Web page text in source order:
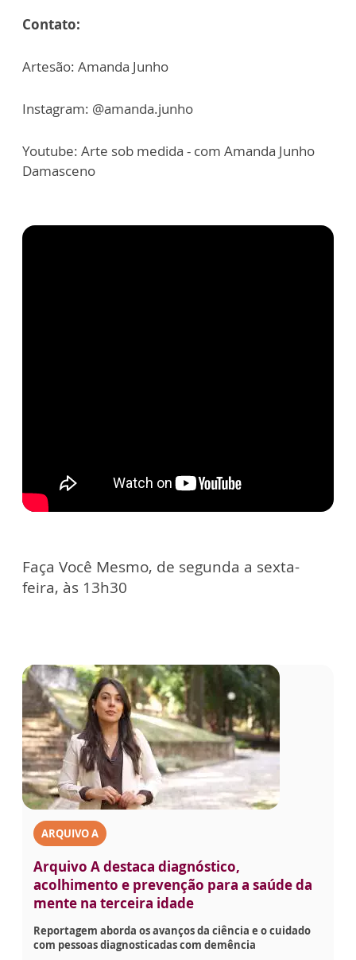
Contato:
Artesão: Amanda Junho
Instagram: @amanda.junho
Youtube: Arte sob medida - com Amanda Junho
Damasceno
Faça Você Mesmo, de segunda a sexta-
feira, às 13h30
ARQUIVO A
Arquivo A destaca diagnóstico,
acolhimento e prevenção para a saúde da
mente na terceira idade
Reportagem aborda os avanços da ciência e o cuidado
com pessoas diagnosticadas com demência